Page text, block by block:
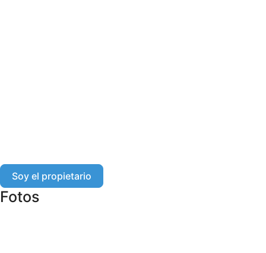
Soy el propietario
Fotos